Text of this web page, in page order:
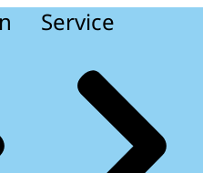
Service